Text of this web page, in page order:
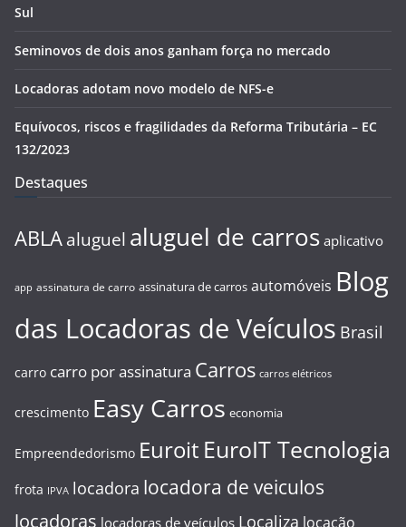
Sul
Seminovos de dois anos ganham força no mercado
Locadoras adotam novo modelo de NFS-e
Equívocos, riscos e fragilidades da Reforma Tributária – EC
132/2023
Destaques
ABLA aluguel aluguel de carros aplicativo
app assinatura de carro assinatura de carros automóveis Blog
das Locadoras de Veículos Brasil
carro carro por assinatura Carros carros elétricos
crescimento Easy Carros economia
Empreendedorismo Euroit EuroIT Tecnologia
frota IPVA locadora locadora de veiculos
locadoras locadoras de veículos Localiza locação